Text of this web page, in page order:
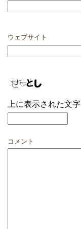
ウェブサイト
上に表示された文
コメント